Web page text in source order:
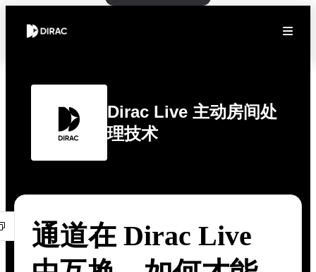
Dirac Live 主动房间处
理技术
通道在 Dirac Live